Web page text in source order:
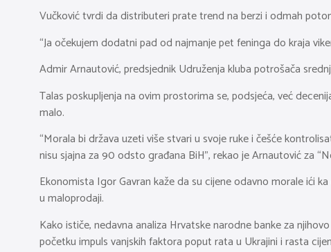
Vučković tvrdi da distributeri prate trend na berzi i odmah
“Ja očekujem dodatni pad od najmanje pet feninga do kraja
Admir Arnautović, predsjednik Udruženja kluba potrošača
Talas poskupljenja na ovim prostorima se, podsjeća, već
malo.
“Morala bi država uzeti više stvari u svoje ruke i češće
nisu sjajna za 90 odsto građana BiH”, rekao je Arnautović za
Ekonomista Igor Gavran kaže da su cijene odavno morale ići
u maloprodaji.
Kako ističe, nedavna analiza Hrvatske narodne banke za
početku impuls vanjskih faktora poput rata u Ukrajini i rasta